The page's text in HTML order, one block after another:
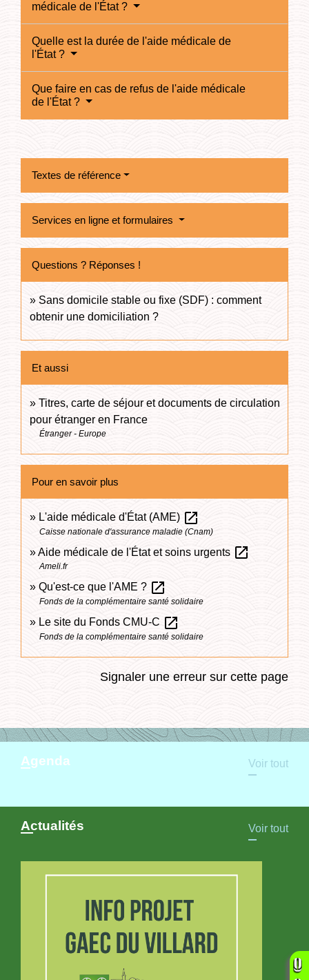
médicale de l'État ?
Quelle est la durée de l'aide médicale de
l'État ?
Que faire en cas de refus de l'aide médicale
de l'État ?
Textes de référence
Services en ligne et formulaires
Questions ? Réponses !
Sans domicile stable ou fixe (SDF) : comment
obtenir une domiciliation ?
Et aussi
Titres, carte de séjour et documents de circulation
pour étranger en France
Étranger - Europe
Pour en savoir plus
L'aide médicale d'État (AME) open_in_new
Caisse nationale d'assurance maladie (Cnam)
Aide médicale de l'État et soins urgents open_in_new
Ameli.fr
Qu'est-ce que l'AME ? open_in_new
Fonds de la complémentaire santé solidaire
Le site du Fonds CMU-C open_in_new
Fonds de la complémentaire santé solidaire
Signaler une erreur sur cette page
Agenda Voir tout
Actualités Voir tout